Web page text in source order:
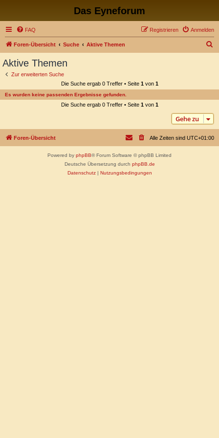
Das Eyneforum
FAQ Anmelden
Registrieren
Foren-Übersicht Suche Aktive Themen
e
Aktive Themen
Zur erweiterten Suche
Die Suche ergab 0 Treffer • Seite 1von 1
Es wurden keine passenden Ergebnisse gefunden.
Die Suche ergab 0 Treffer • Seite 1von 1
Gehe zu
Foren-Übersicht Alle Zeiten sind UTC+01:00
Powered by phpBB® Forum Software © phpBB Limited
Deutsche Übersetzung durch phpBB.de
Datenschutz| Nutzungsbedingungen